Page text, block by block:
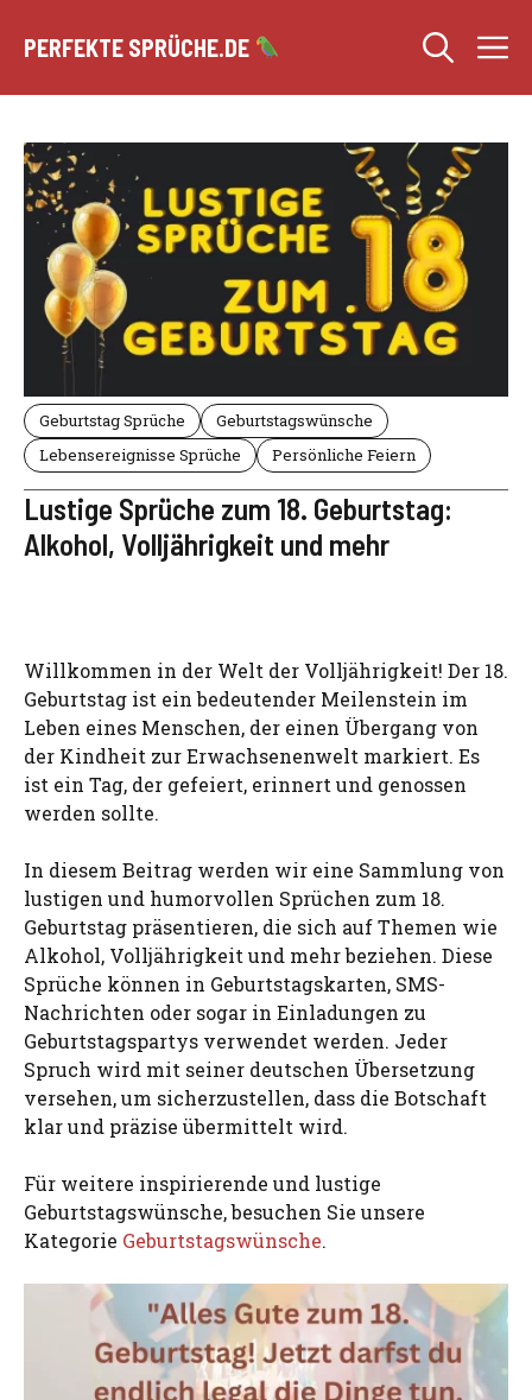
Inhalt
PERFEKTE SPRÜCHE.DE
Geburtstag Sprüche
Geburtstagswünsche
Lebensereignisse Sprüche
Persönliche Feiern
Lustige Sprüche zum 18. Geburtstag:
Alkohol, Volljährigkeit und mehr
Willkommen in der Welt der Volljährigkeit! Der 18.
Geburtstag ist ein bedeutender Meilenstein im
Leben eines Menschen, der einen Übergang von
der Kindheit zur Erwachsenenwelt markiert. Es
ist ein Tag, der gefeiert, erinnert und genossen
werden sollte.
In diesem Beitrag werden wir eine Sammlung von
lustigen und humorvollen Sprüchen zum 18.
Geburtstag präsentieren, die sich auf Themen wie
Alkohol, Volljährigkeit und mehr beziehen. Diese
Sprüche können in Geburtstagskarten, SMS-
Nachrichten oder sogar in Einladungen zu
Geburtstagspartys verwendet werden. Jeder
Spruch wird mit seiner deutschen Übersetzung
versehen, um sicherzustellen, dass die Botschaft
klar und präzise übermittelt wird.
Für weitere inspirierende und lustige
Geburtstagswünsche, besuchen Sie unsere
Kategorie Geburtstagswünsche.